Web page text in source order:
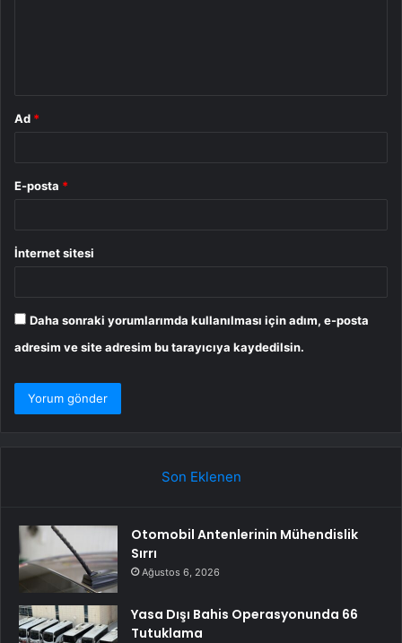
Ad *
E-posta *
İnternet sitesi
Daha sonraki yorumlarımda kullanılması için adım, e-posta
adresim ve site adresim bu tarayıcıya kaydedilsin.
Son Eklenen
Otomobil Antenlerinin Mühendislik
Sırrı
Ağustos 6, 2026
Yasa Dışı Bahis Operasyonunda 66
Tutuklama